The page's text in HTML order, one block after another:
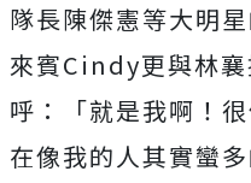
隊長陳傑憲等大明
來賓Cindy更與林
呼：「就是我啊！
在像我的人其實蠻